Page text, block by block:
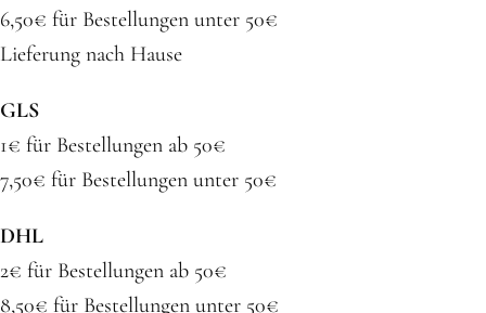
6,50€ für Bestellungen unter 50€
Lieferung nach Hause
GLS
1€ für Bestellungen ab 50€
7,50€ für Bestellungen unter 50€
DHL
2€ für Bestellungen ab 50€
8,50€ für Bestellungen unter 50€